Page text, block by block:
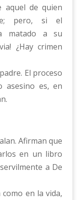
aquel de quien
pero, si el
matado a su
¿Hay crimen
El proceso
asesino es, en
Afirman que
en un libro
a De
en la vida,